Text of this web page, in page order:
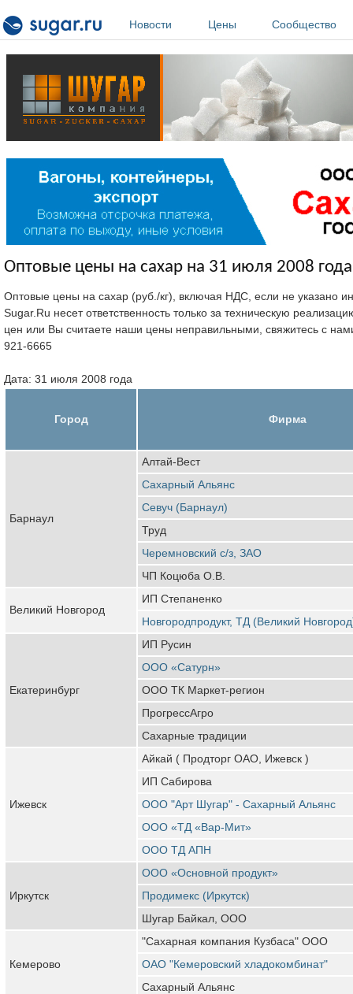
Новости
Цены Сообщество
Оптовые цены на сахар на 31 июля 2008
Оптовые цены на сахар (руб./кг), включая НДС, если не указано
Sugar.Ru несет ответственность только за техническую
цен или Вы считаете наши цены неправильными, свяжитесь с
921-6665
Дата: 31 июля 2008 года
Город Фирма
Барнаул
Алтай-Вест
Сахарный Альянс
Севуч (Барнаул)
Труд
Черемновский с/з, ЗАО
ЧП Коцюба О.В.
Великий Новгород
ИП Степаненко
Новгородпродукт, ТД (Великий
Екатеринбург
ИП Русин
ООО «Сатурн»
ООО ТК Маркет-регион
ПрогрессАгро
Сахарные традиции
Ижевск
Айкай ( Продторг ОАО, Ижевск )
ИП Сабирова
ООО "Арт Шугар" - Сахарный Альянс
ООО «ТД «Вар-Мит»
ООО ТД АПН
Иркутск
ООО «Основной продукт»
Продимекс (Иркутск)
Шугар Байкал, ООО
Кемерово
"Сахарная компания Кузбаса" ООО
ОАО "Кемеровский хладокомбинат"
Сахарный Альянс